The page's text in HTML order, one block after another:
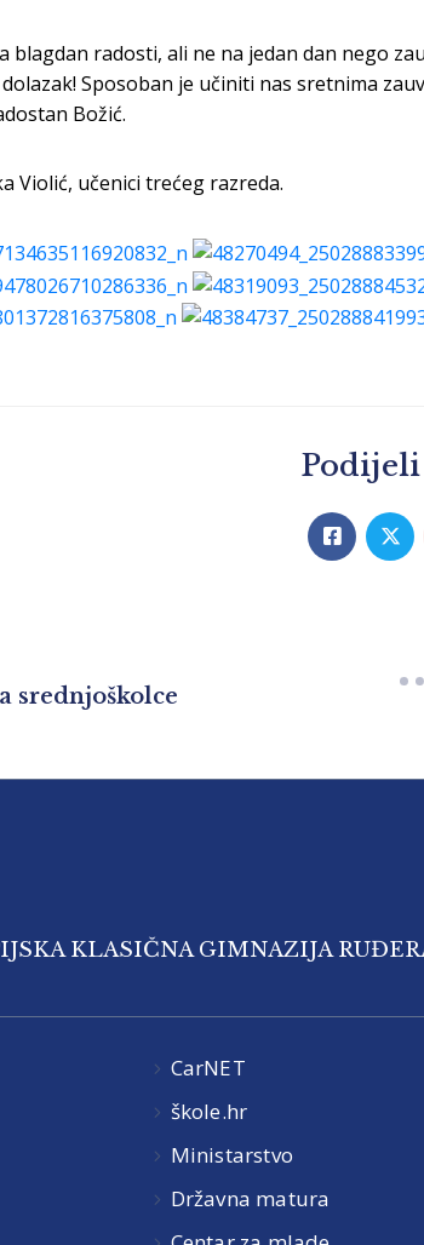
blagdan radosti, ali ne na jedan dan nego
Sposoban je učiniti nas sretnima
Božić.
Violić, učenici trećeg razreda.
srednjoškolce
KLASIČNA GIMNAZIJA
CarNET
škole.hr
Ministarstvo
Državna matura